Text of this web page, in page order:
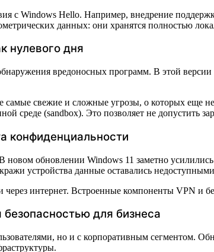
с Windows Hello. Например, внедрение
данных: они хранятся полностью
нулевого дня
вредоносных программ. В этой
самые свежие и сложные угрозы, о которых еще
среде (sandbox). Это позволяет не допустить
конфиденциальности
новом обновлении Windows 11 заметно
устройства данные оставались
интернет. Встроенные компоненты VPN и
для бизнеса
но и с корпоративным сегментом.